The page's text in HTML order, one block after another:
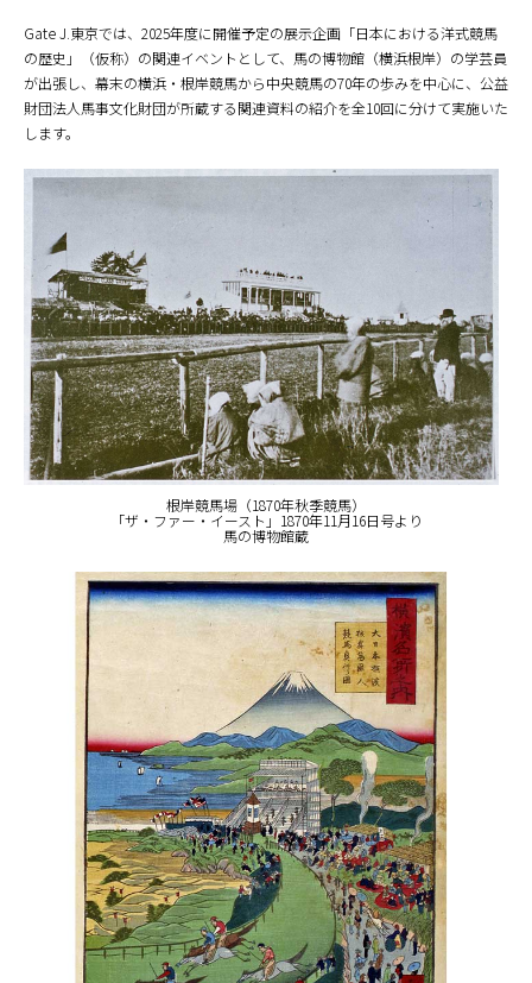
Gate J.東京では、2025年度に開催予定の展示企画「日本における洋式競馬
の歴史」（仮称）の関連イベントとして、馬の博物館（横浜根岸）の学芸員
が出張し、幕末の横浜・根岸競馬から中央競馬の70年の歩みを中心に、公益
財団法人馬事文化財団が所蔵する関連資料の紹介を全10回に分けて実施いた
します。
根岸競馬場（1870年秋季競馬）
「ザ・ファー・イースト」1870年11月16日号より
馬の博物館蔵